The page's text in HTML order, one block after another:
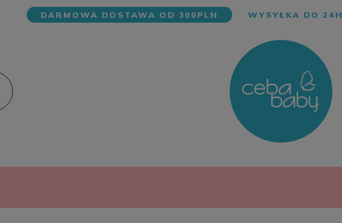
DARMOWA DOSTAWA OD 300PLN WYSYŁKA DO 24H